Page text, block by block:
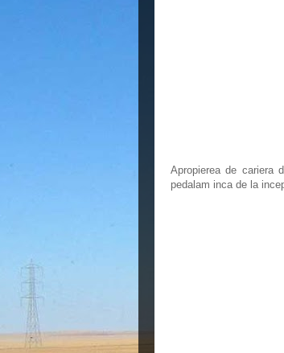
Apropierea de cariera
pedalam inca de la